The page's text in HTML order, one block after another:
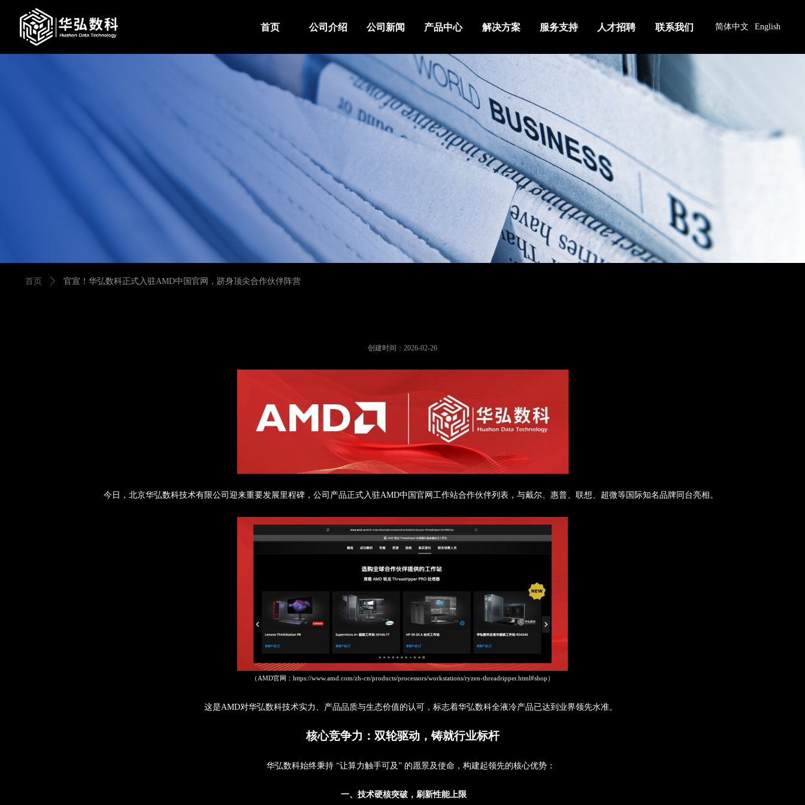
首页 公司介绍 公司新闻 产品中心 解决方案 服务支持 人才招聘 联系我们 简体中文 English
今 日，北京华弘数科技术有限公司迎来重要发展里程碑，公司 产品正式入驻AMD中国官网工作站合作伙伴列表，与戴尔、惠普、联想、超微等国际知名品牌同台亮相。
（AMD官网： https://www.amd.com/zh-cn/products/processors/workstations/ryzen-threadripper.html#shop）
这是AMD对华弘数科技术实力、产品品质与生态价值的认可，标志着华弘数科全液冷产品已达到业界领先水准。
核心竞争力：双轮驱动，铸就行业标杆
华弘数科始终秉持 “让算力触手可及” 的愿景及使命 ，构建起领先的核心优势：
一、技术硬核突破，刷新性能上限
创建时间： 2026-02-26
首页 ꄲ 官宣！华弘数科正式入驻AMD中国官网，跻身顶尖合作伙伴阵营